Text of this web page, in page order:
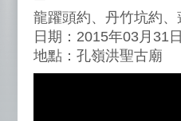
龍躍頭約、丹竹坑約
日期：2015年03月31日
地點：孔嶺洪聖古廟